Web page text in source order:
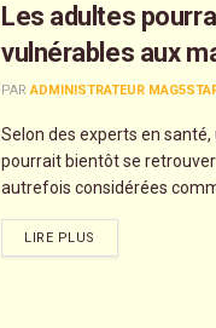
Les adultes
vulnérables aux
PAR ADMINISTRATEUR
Selon des experts en
pourrait bientôt se
autrefois considérées
LIRE PLUS